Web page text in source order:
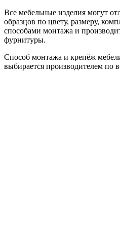
Все мебельные изделия могут
образцов по цвету, размеру,
способами монтажа и
фурнитуры.
Способ монтажа и крепёж
выбирается производителем по